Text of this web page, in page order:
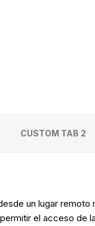
CUSTOM TAB 2
un lugar remoto
el acceso de